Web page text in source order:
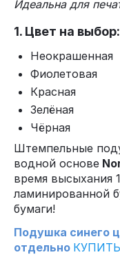
Идеальна для
1. Цвет на выбор:
Неокрашенная
Фиолетовая
Красная
Зелёная
Чёрная
Штемпельные
водной основе
время высыхания
ламинированной
бумаги!
Подушка синего
отдельно КУПИТЬ